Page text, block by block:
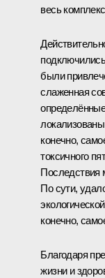
весь
были
слаженная
конечно,
токсичного
Последствия
По сути,
конечно,
Благодаря
жизни и